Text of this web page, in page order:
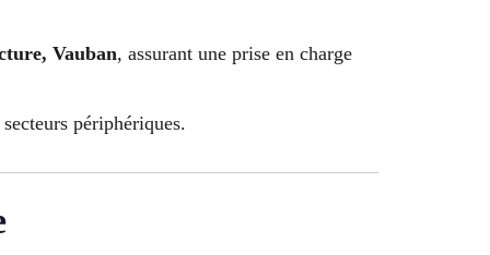
Vauban, assurant une prise en charge
périphériques.